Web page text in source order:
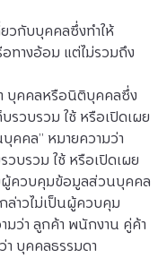
วกับบุคคลซึ่งทำให้
ทางอ้อม แต่ไม่รวมถึง
บุคคลหรือนิติบุคคลซึ่ง
รวบรวม ใช้ หรือเปิดเผย
คล” หมายความว่า
บรวม ใช้ หรือเปิดเผย
ผู้ควบคุมข้อมูลส่วนบุคคล
าวไม่เป็นผู้ควบคุม
มว่า ลูกค้า พนักงาน คู่ค้า
า บุคคลธรรมดา